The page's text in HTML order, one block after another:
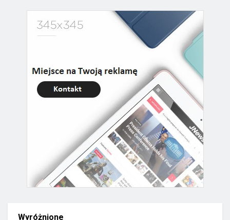
Wyróżnione